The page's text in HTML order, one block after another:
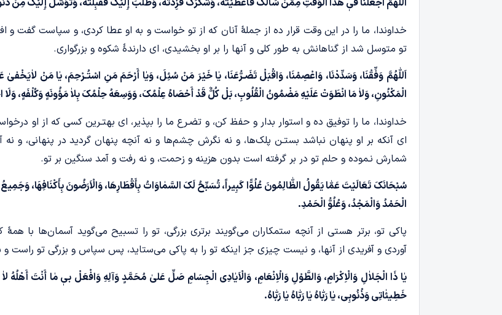
اَللّٰهُمَّ اجْعَلْنَا فیٖ هٰذَا الْوَقْتِ مِمَّنْ سَأَلَکَ فَأَعْطَیْتَهُ، وَشَکَرَکَ فَزِدْتَهُ، وَطَلَبَ إِلَیْکَ فَقَبِلْتَهُ، وَتَوَسَّلَ إِلَیْکَ مِنْ ذُنُوبِهِ
خداوندا، ما را در این وقت قرار ده از جملۀ آنان که از تو خواست و به او عطا کردی، و سپاست گفت و
تو متوسل شد از گناهانش به طور کلی و آنها را بر او بخشیدی، ای دارندۀ شکوه و بزرگواری.
اَللّٰهُمَّ وَفِّقْنَا، وَسَدِّدْنَا، وَاعْصِمْنَا، وَاقْبَلْ تَضَـرُّعَنَا، یٰا خَیْرَ مَنْ سُئِلَ، وَیٰا أَرْحَمَ مَنِ اسْتُـرْحِمَ، یٰا مَنْ
الْمَکْنُونِ، وَلاٰ مَا انْطَوَتْ عَلَیْهِ مَضْمُونُ الْقُلُوبِ، بَلْ کُلٌّ قَدْ أَحْصَاهُ عِلْمُکَ، وَوَسِعَهُ حِلْمُکَ بِلاٰ مَؤُونَهٍ وَکُلْفَهٍ،
خداوندا، ما را توفیق ده و استوار بدار و حفظ کن، و تضـرع ما را بپذیر، ای بهتـرین کسی که از او
ای آنکه بر او پنهان نباشد بستـن پلک‌ها، و نه نگرش چشم‌ها و نه آنچه پنهان گردید در پنهانی، و
شمارش نـموده و حلم تو در بر گرفته است بدون هزینه و زحمت، و نه رفت و آمد سنگین بر تو.
سُبْحَانَکَ تَعَالَیْتَ عَمّٰا یَقُولُ الظّٰالِمُونَ عُلُوًّا کَبِیراً، تُسَبِّحُ لَکَ السَّمٰاوَاتُ بِأَقْطَارِهَا، وَالْاَرَضُونَ بِأَکْنَافِهَا،
الْحَمْدُ وَالْمَجْدُ، وَعُلُوُّ الْحَمْدِ.
پاکی تو، برتر هستی از آنچه ستمکاران می‌گویند برتری بزرگی، تو را تسبیح می‌گوید آسمان‌ها با
آوردی و آفریدی از آنها، و نیست چیزی جز اینکه تو را به پاکی می‌ستاید، پس سپاس و بزرگی تو راست و
یٰا ذَا الْجَلاٰلِ وَالْاِکْرَامِ، وَالطَّوْلِ وَالْاِنْعَامِ، وَالْاَیٰادِی الْجِسَامِ صَلِّ عَلیٰ مُحَمَّدٍ وَآلِهِ وَافْعَلْ بیٖ مٰا أَنْتَ أَهْلُهُ لاٰ
خَطِیئٰاتِی وَذُنُوبِی، یٰا رَبّٰاهُ یٰا رَبّٰاهُ یٰا رَبّٰاهُ.